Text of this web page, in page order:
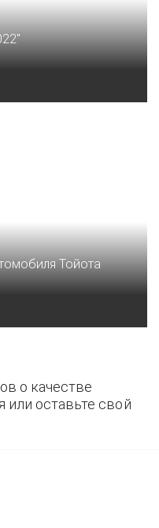
Тойота
о качестве
или оставьте свой